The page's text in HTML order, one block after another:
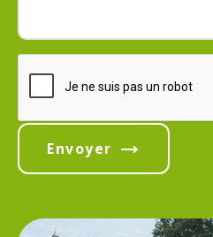
Envoyer